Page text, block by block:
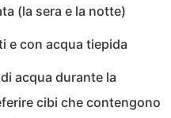
(la sera e la notte)
e con acqua tiepida
acqua durante la
cibi che contengono